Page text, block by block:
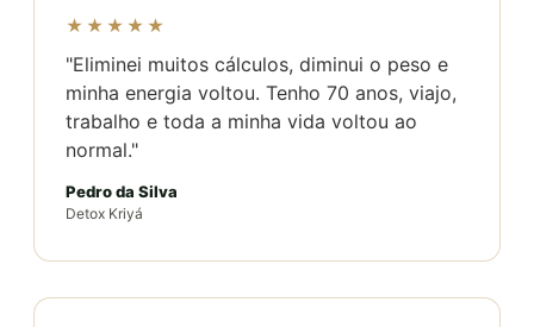
★★★★★
"Eliminei muitos cálculos, diminui o peso e
minha energia voltou. Tenho 70 anos, viajo,
trabalho e toda a minha vida voltou ao
normal."
Pedro da Silva
Detox Kriyá